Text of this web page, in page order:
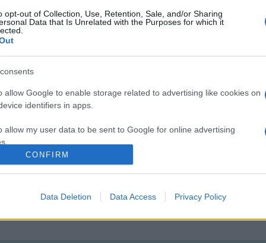
opt-out of Collection, Use, Retention, Sale, and/or Sharing
Data that Is Unrelated with the Purposes for which it
allow Google to enable storage related to advertising like cookies on
identifiers in apps.
allow my user data to be sent to Google for online advertising
allow Google to send me personalized advertising.
allow Google to enable storage related to analytics like cookies on
CONFIRM
Data Deletion Data Access Privacy Policy
Istennek célja van velem, s nekem az a dolgom, hogy
közleményében a Liszt Intézet.
INTÉZET STEIN ANNA